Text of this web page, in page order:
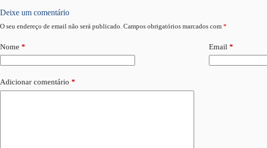
Deixe um comentário
O seu endereço de email não será publicado. Campos obrigatórios marcados com *
Nome * Email *
Adicionar comentário *